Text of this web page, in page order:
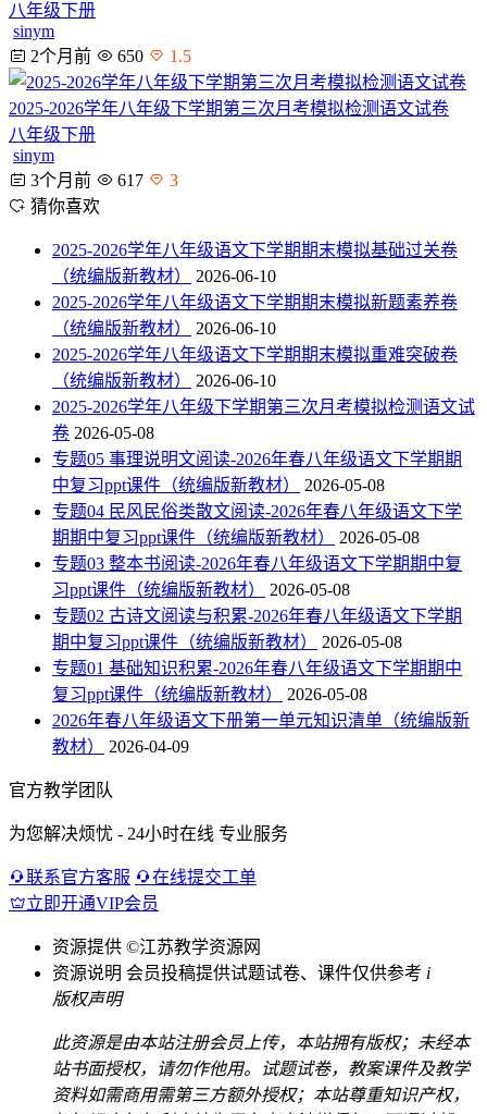
八年级下册
sinym
2个月前
650 1.5
2025-2026学年八年级下学期第三次月考模拟检测语文试卷
八年级下册
sinym
3个月前
617
3
猜你喜欢
2025-2026学年八年级语文下学期期末模拟基础过关卷
（统编版新教材）
2026-06-10
2025-2026学年八年级语文下学期期末模拟新题素养卷
（统编版新教材）
2026-06-10
2025-2026学年八年级语文下学期期末模拟重难突破卷
（统编版新教材）
2026-06-10
2025-2026学年八年级下学期第三次月考模拟检测语文试
卷 2026-05-08
专题05 事理说明文阅读-2026年春八年级语文下学期期
中复习ppt课件（统编版新教材）
2026-05-08
专题04 民风民俗类散文阅读-2026年春八年级语文下学
期期中复习ppt课件（统编版新教材）
2026-05-08
专题03 整本书阅读-2026年春八年级语文下学期期中复
习ppt课件（统编版新教材）
2026-05-08
专题02 古诗文阅读与积累-2026年春八年级语文下学期
期中复习ppt课件（统编版新教材）
2026-05-08
专题01 基础知识积累-2026年春八年级语文下学期期中
复习ppt课件（统编版新教材）
2026-05-08
2026年春八年级语文下册第一单元知识清单（统编版新
教材）
2026-04-09
官方教学团队
为您解决烦忧 - 24小时在线 专业服务
联系官方客服
在线提交工单
立即开通VIP会员
资源提供 ©江苏教学资源网
资源说明 会员投稿提供试题试卷、课件仅供参考 i
版权声明
此资源是由本站注册会员上传，本站拥有版权；未经本
站书面授权，请勿作他用。试题试卷，教案课件及教学
资料如需商用需第三方额外授权；本站尊重知识产权，